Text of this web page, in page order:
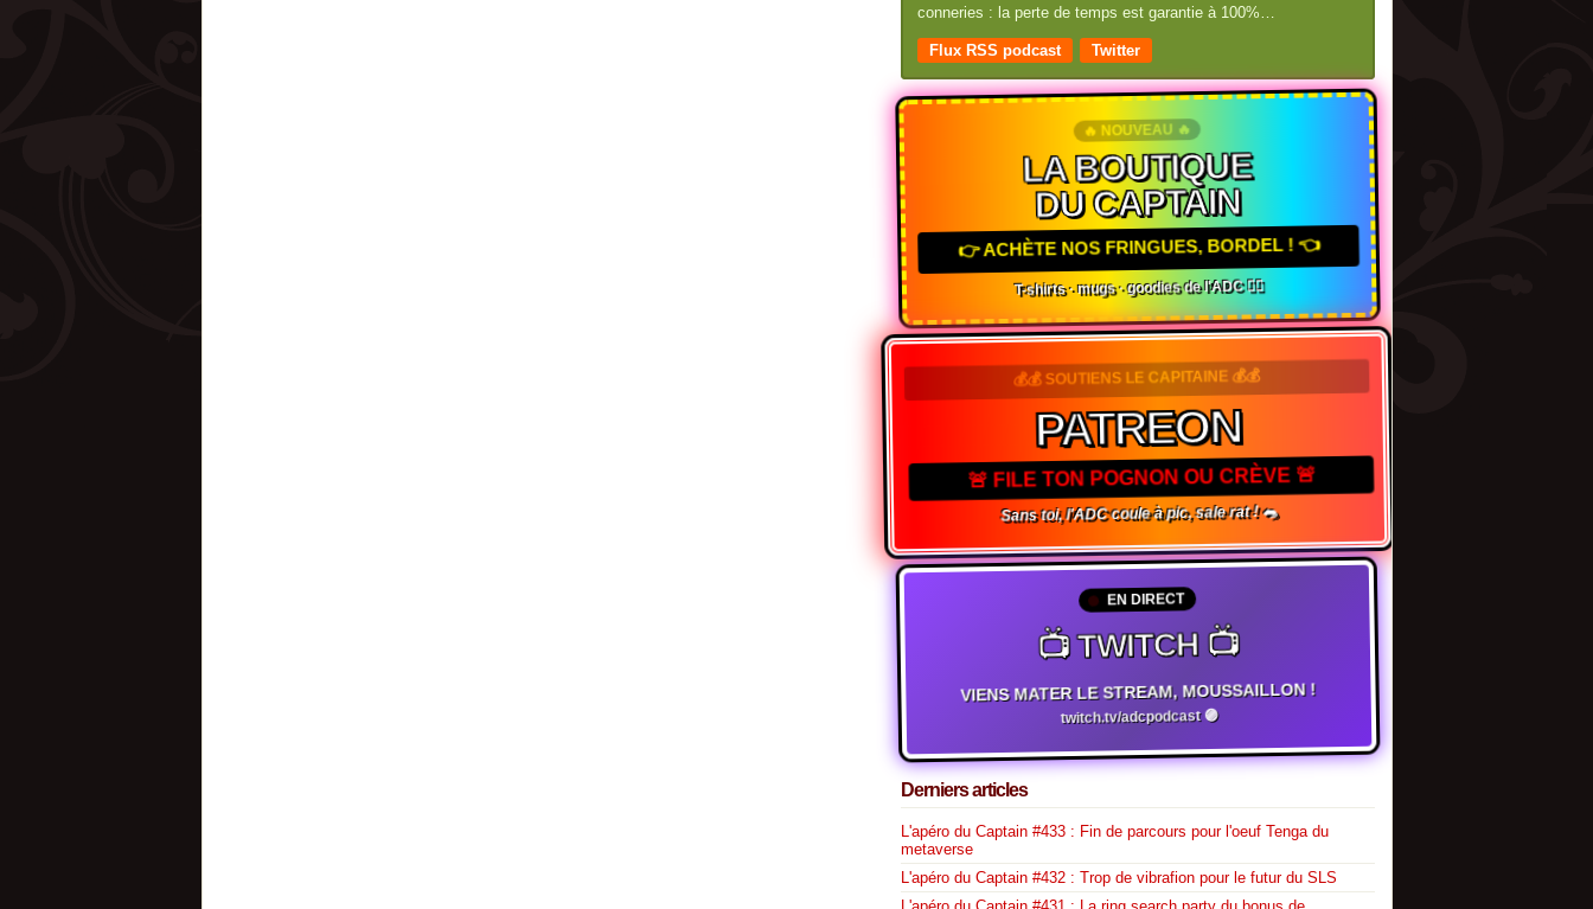
conneries : la perte de temps est garantie à 100%…
Flux RSS podcast Twitter
🔥 NOUVEAU 🔥
LA BOUTIQUE
DU CAPTAIN
👉 ACHÈTE NOS FRINGUES, BORDEL ! 👈
T-shirts · mugs · goodies de l'ADC 🏴‍☠️
💰💰 SOUTIENS LE CAPITAINE 💰💰
PATREON
🚨 FILE TON POGNON OU CRÈVE 🚨
Sans toi, l'ADC coule à pic, sale rat ! 🐀
EN DIRECT
📺 TWITCH 📺
VIENS MATER LE STREAM, MOUSSAILLON !
twitch.tv/adcpodcast 🟣
Derniers articles
L'apéro du Captain #433 : Fin de parcours pour l'oeuf Tenga du
metaverse
L'apéro du Captain #432 : Trop de vibrafion pour le futur du SLS